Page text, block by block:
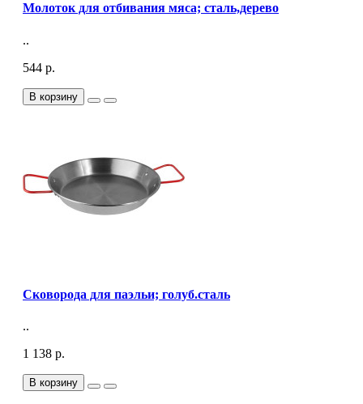
Молоток для отбивания мяса; сталь,дерево
..
544 р.
В корзину
Сковорода для паэльи; голуб.сталь
..
1 138 р.
В корзину